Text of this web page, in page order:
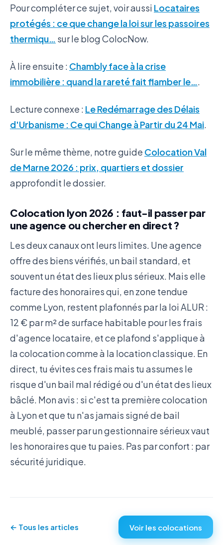
Pour compléter ce sujet, voir aussi Locataires
protégés : ce que change la loi sur les passoires
thermiqu… sur le blog ColocNow.
À lire ensuite : Chambly face à la crise
immobilière : quand la rareté fait flamber le….
Lecture connexe : Le Redémarrage des Délais
d'Urbanisme : Ce qui Change à Partir du 24 Mai.
Sur le même thème, notre guide Colocation Val
de Marne 2026 : prix, quartiers et dossier
approfondit le dossier.
Colocation lyon 2026 : faut-il passer par
une agence ou chercher en direct ?
Les deux canaux ont leurs limites. Une agence
offre des biens vérifiés, un bail standard, et
souvent un état des lieux plus sérieux. Mais elle
facture des honoraires qui, en zone tendue
comme Lyon, restent plafonnés par la loi ALUR :
12 € par m² de surface habitable pour les frais
d'agence locataire, et ce plafond s'applique à
la colocation comme à la location classique. En
direct, tu évites ces frais mais tu assumes le
risque d'un bail mal rédigé ou d'un état des lieux
bâclé. Mon avis : si c'est ta première colocation
à Lyon et que tu n'as jamais signé de bail
meublé, passer par un gestionnaire sérieux vaut
les honoraires que tu paies. Pas par confort : par
sécurité juridique.
← Tous les articles Voir les colocations